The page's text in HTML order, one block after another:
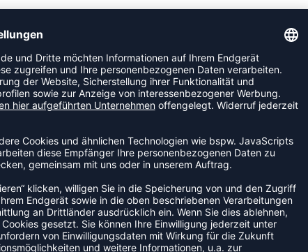
stellt eure Anfrage über unser
eure Bestellungen, sowie natürlich gerne
Interesse an einer größeren Bestellung
Teamsportformular an, schreibe uns